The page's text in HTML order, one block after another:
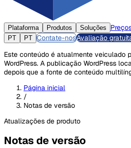
Plataforma Produtos Soluções
PT
PT Contate-nosAvaliação
Este conteúdo é atualmente veiculado
WordPress. A publicação WordPress
depois que a fonte de conteúdo
Página inicial
/
Notas de versão
Atualizações de produto
Notas de versão